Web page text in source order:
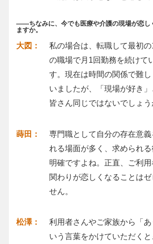
――ちなみに、今でも医療や介護の現場が恋し
ますか。
大図：
私の場合は、転職して最初
の職場で月1回勤務を続けて
す。現在は時間の関係で難し
いましたが、「現場が好き
皆さん同じではないでしょう
蒔田：
専門職として自分の存在意
れる場面が多く、求められ
明確ですよね。正直、ご利
関わりが恋しくなることはゼ
せん。
松澤：
利用者さんやご家族から「あ
いう言葉をかけていただく